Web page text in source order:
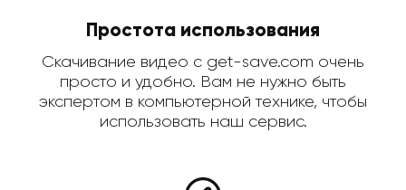
Простота использования
Скачивание видео с get-save.com очень
просто и удобно. Вам не нужно быть
экспертом в компьютерной технике, чтобы
использовать наш сервис.